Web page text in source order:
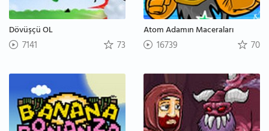
Dövüşçü OL
7141 73
Atom Adamın Maceraları
16739 70